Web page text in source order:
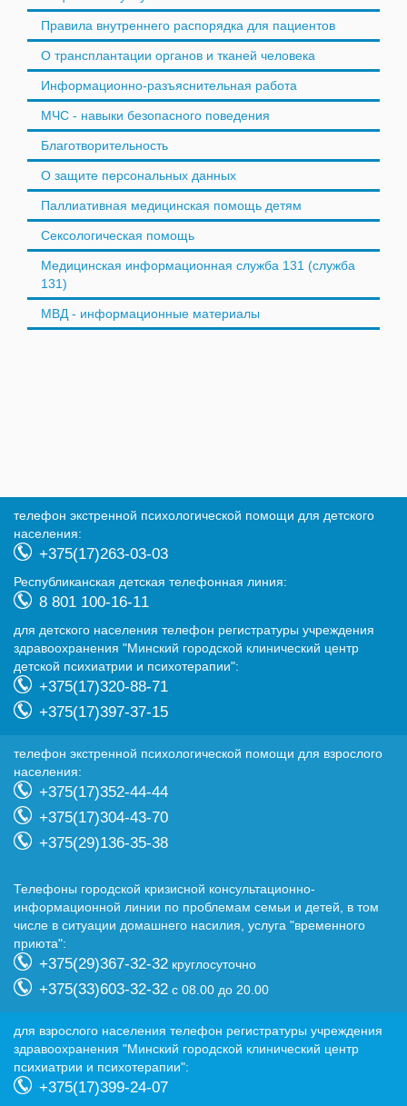
Правила внутреннего распорядка для пациентов
О трансплантации органов и тканей человека
Информационно-разъяснительная работа
МЧС - навыки безопасного поведения
Благотворительность
О защите персональных данных
Паллиативная медицинская помощь детям
Сексологическая помощь
Медицинская информационная служба 131 (служба
131)
МВД - информационные материалы
телефон экстренной психологической помощи для детского
населения:
+375(17)263-03-03
Республиканская детская телефонная линия:
8 801 100-16-11
для детского населения телефон регистратуры учреждения
здравоохранения "Минский городской клинический центр
детской психиатрии и психотерапии":
+375(17)320-88-71
+375(17)397-37-15
телефон экстренной психологической помощи для взрослого
населения:
+375(17)352-44-44
+375(17)304-43-70
+375(29)136-35-38
Телефоны городской кризисной консультационно-
информационной линии по проблемам семьи и детей, в том
числе в ситуации домашнего насилия, услуга "временного
приюта":
+375(29)367-32-32 круглосуточно
+375(33)603-32-32 с 08.00 до 20.00
для взрослого населения телефон регистратуры учреждения
здравоохранения "Минский городской клинический центр
психиатрии и психотерапии":
+375(17)399-24-07